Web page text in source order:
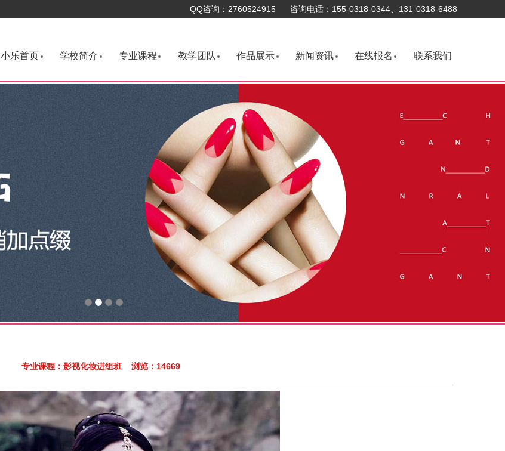
QQ咨询：2760524915 咨询电话：155-0318-0344、131-0318-6488
小乐首页 学校简介 专业课程 教学团队 作品展示 新闻资讯 在线报名 联系我们
专业课程：影视化妆进组班 浏览：14669